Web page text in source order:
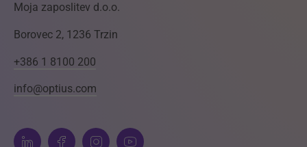
Moja zaposlitev d.o.o.
Borovec 2, 1236 Trzin
+386 1 8100 200
info@optius.com